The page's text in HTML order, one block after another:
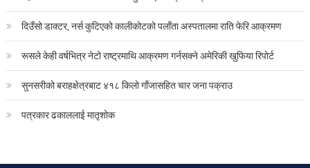
दिउँसो डाक्टर, नर्स कुटिएको कालीकोटको पलाँता अस्पतालमा राति फेरि आक्रमण
रूसले केही वर्षभित्र नेटो राष्ट्रमाथि आक्रमण गर्नसक्ने अमेरिकी खुफिया रिपोर्ट
सुनसरीको बराहक्षेत्रबाट ४१८ किलो गाँजासहित चार जना पक्राउ
पत्रकार ढकाललाई मातृशोक